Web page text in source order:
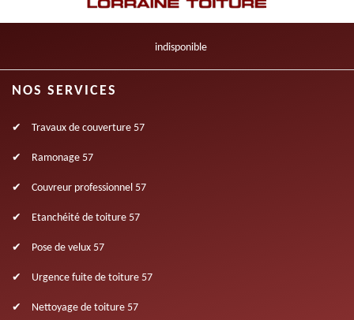
indisponible
NOS SERVICES
Travaux de couverture 57
Ramonage 57
Couvreur professionnel 57
Etanchéité de toiture 57
Pose de velux 57
Urgence fuite de toiture 57
Nettoyage de toiture 57